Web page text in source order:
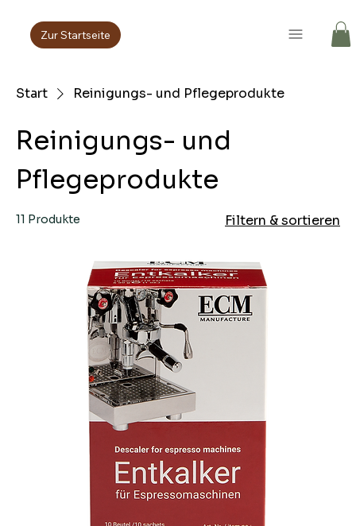
Zur Startseite
Start Reinigungs- und Pflegeprodukte
Reinigungs- und
Pflegeprodukte
11 Produkte Filtern & sortieren